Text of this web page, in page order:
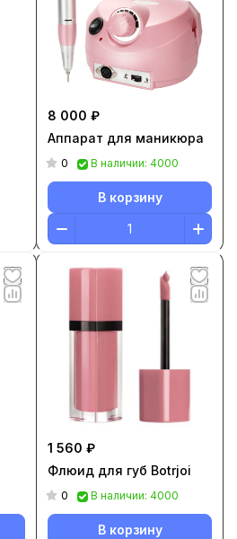
8 000 ₽
Аппарат для маникюра
0 В наличии: 4000
В корзину
1 560 ₽
Флюид для губ Botrjoi
0 В наличии: 4000
В корзину